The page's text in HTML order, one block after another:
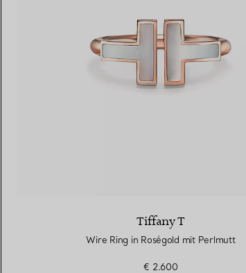
Tiffany T
Wire Ring in Roségold mit Perlmutt
€ 2.600